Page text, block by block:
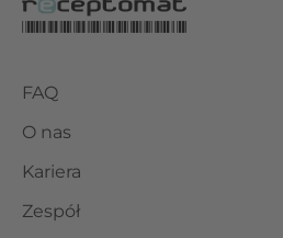
FAQ
O nas
Kariera
Zespół